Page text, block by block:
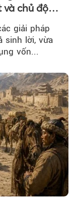
chủ động
giải pháp
sinh lời, vừa
vốn...